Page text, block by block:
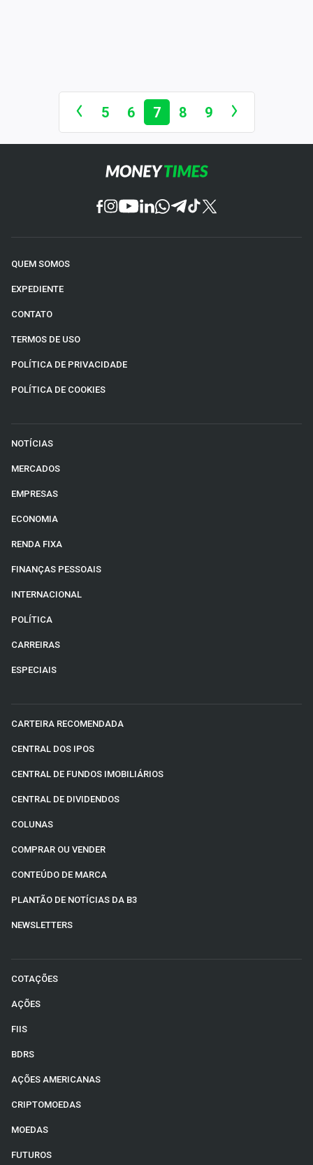
5 6 7 8 9
QUEM SOMOS
EXPEDIENTE
CONTATO
TERMOS DE USO
POLÍTICA DE PRIVACIDADE
POLÍTICA DE COOKIES
NOTÍCIAS
MERCADOS
EMPRESAS
ECONOMIA
RENDA FIXA
FINANÇAS PESSOAIS
INTERNACIONAL
POLÍTICA
CARREIRAS
ESPECIAIS
CARTEIRA RECOMENDADA
CENTRAL DOS IPOS
CENTRAL DE FUNDOS IMOBILIÁRIOS
CENTRAL DE DIVIDENDOS
COLUNAS
COMPRAR OU VENDER
CONTEÚDO DE MARCA
PLANTÃO DE NOTÍCIAS DA B3
NEWSLETTERS
COTAÇÕES
AÇÕES
FIIS
BDRS
AÇÕES AMERICANAS
CRIPTOMOEDAS
MOEDAS
FUTUROS